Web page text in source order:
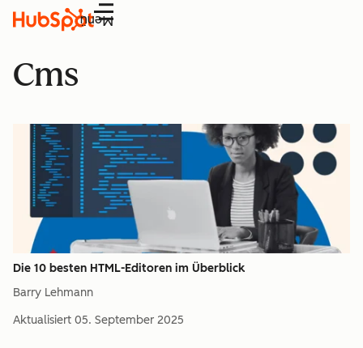
Menü
Cms
Die 10 besten HTML-Editoren im Überblick
Barry Lehmann
Aktualisiert 05. September 2025